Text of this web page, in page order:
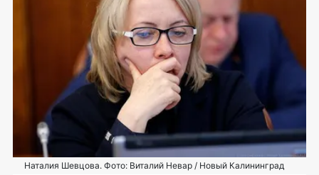
Наталия Шевцова. Фото: Виталий Невар / Новый Калининград